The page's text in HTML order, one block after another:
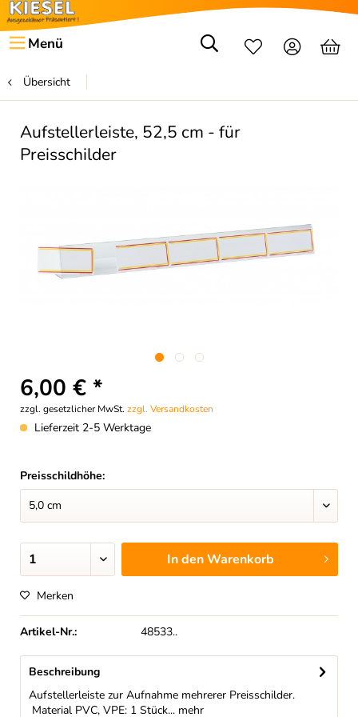
Menü
Übersicht
Aufstellerleiste, 52,5 cm - für
Preisschilder
6,00 € *
zzgl. gesetzlicher MwSt. zzgl. Versandkosten
Lieferzeit 2-5 Werktage
Preisschildhöhe:
In denWarenkorb
Merken
Artikel-Nr.: 48533..
Beschreibung
Aufstellerleiste zur Aufnahme mehrerer Preisschilder.
Material PVC, VPE: 1 Stück... mehr